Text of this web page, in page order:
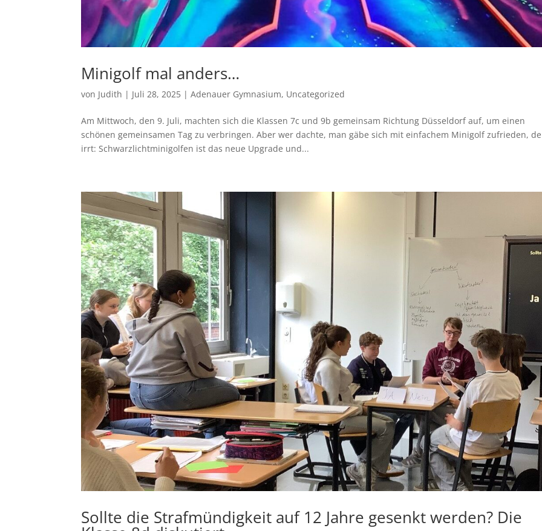
Minigolf mal anders…
von Judith | Juli 28, 2025 |Adenauer Gymnasium, Uncategorized
Am Mittwoch, den 9. Juli, machten sich die Klassen 7c und 9b gemeinsam Richtung Düsseldorf auf, um einen
schönen gemeinsamen Tag zu verbringen. Aber wer dachte, man gäbe sich mit einfachem Minigolf zufrieden,
irrt: Schwarzlichtminigolfen ist das neue Upgrade und...
Sollte die Strafmündigkeit auf 12 Jahre gesenkt werden? Die